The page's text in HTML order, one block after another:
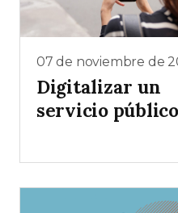
07 de noviembre de
Digitalizar un
servicio público